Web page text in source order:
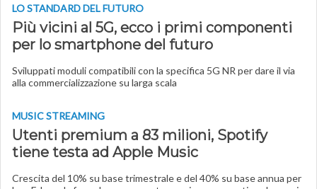
LO STANDARD DEL FUTURO
Più vicini al 5G, ecco i primi componenti
per lo smartphone del futuro
Sviluppati moduli compatibili con la specifica 5G NR per dare il via
alla commercializzazione su larga scala
MUSIC STREAMING
Utenti premium a 83 milioni, Spotify
tiene testa ad Apple Music
Crescita del 10% su base trimestrale e del 40% su base annua per